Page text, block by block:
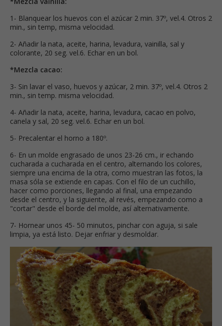
1- Blanquear los huevos con el azúcar 2 min. 37º, vel.4. Otros 2
min., sin temp, misma velocidad.
2- Añadir la nata, aceite, harina, levadura, vainilla, sal y
colorante, 20 seg. vel.6. Echar en un bol.
*Mezcla cacao:
3- Sin lavar el vaso, huevos y azúcar, 2 min. 37º, vel.4. Otros 2
min., sin temp. misma velocidad.
4- Añadir la nata, aceite, harina, levadura, cacao en polvo,
canela y sal, 20 seg. vel.6. Echar en un bol.
5- Precalentar el horno a 180º.
6- En un molde engrasado de unos 23-26 cm., ir echando
cucharada a cucharada en el centro, alternando los colores,
siempre una encima de la otra, como muestran las fotos, la
masa sóla se extiende en capas. Con el filo de un cuchillo,
hacer como porciones, llegando al final, una empezando
desde el centro, y la siguiente, al revés, empezando como a
"cortar" desde el borde del molde, así alternativamente.
7- Hornear unos 45- 50 minutos, pinchar con aguja, si sale
limpia, ya está listo. Dejar enfriar y desmoldar.